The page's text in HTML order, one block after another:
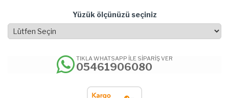
Yüzük ölçünüzü seçiniz
TIKLA WHATSAPP İLE SİPARİŞ VER
05461906080